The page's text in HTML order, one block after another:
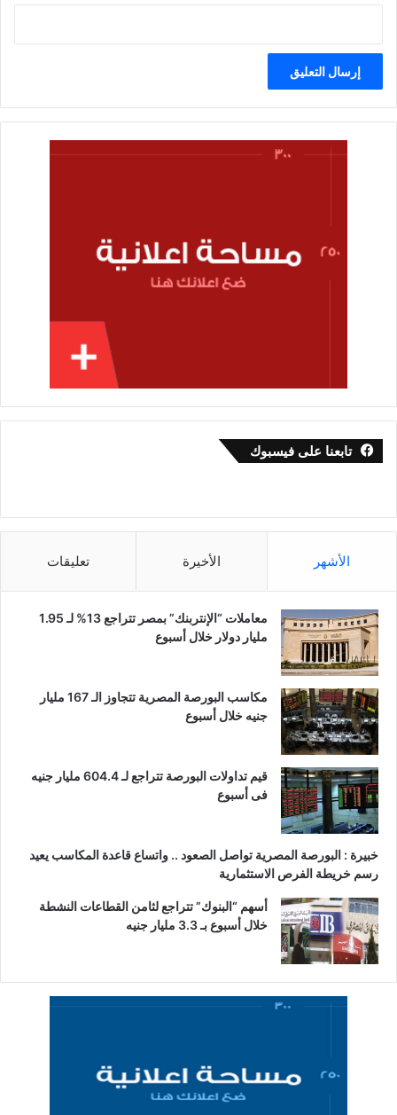
تابعنا على فيسبوك
الأشهر الأخيرة تعليقات
معاملات “الإنتربنك” بمصر تتراجع 13% لـ 1.95
مليار دولار خلال أسبوع
مكاسب البورصة المصرية تتجاوز الـ 167 مليار
جنيه خلال أسبوع
قيم تداولات البورصة تتراجع لـ 604.4 مليار جنيه
فى أسبوع
خبيرة : البورصة المصرية تواصل الصعود .. واتساع قاعدة المكاسب يعيد
رسم خريطة الفرص الاستثمارية
أسهم “البنوك” تتراجع لثامن القطاعات النشطة
خلال أسبوع بـ 3.3 مليار جنيه